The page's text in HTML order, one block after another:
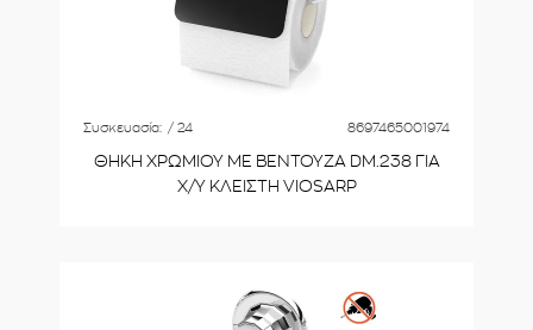
Συσκευασία: / 24 8697465001974
ΘΗΚΗ ΧΡΩΜΙΟΥ ΜΕ ΒΕΝΤΟΥΖΑ DM.238 ΓΙΑ
Χ/Υ ΚΛΕΙΣΤΗ VIOSARP